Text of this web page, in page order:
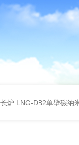
炉 LNG-DB2单壁碳纳